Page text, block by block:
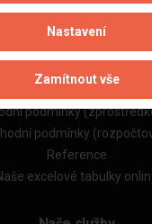
Důležité informace
podmínky
podmínky
Reference
excelové tabulky
Nastavení
Zamítnout vše